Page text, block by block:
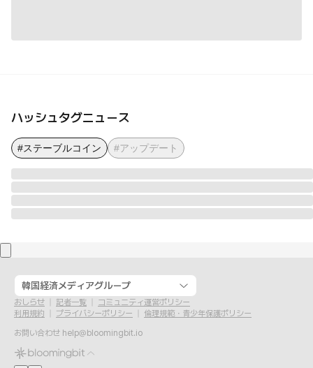
ハッシュタグニュース
#ステーブルコイン #アップデート
韓国経済メディアグループ
おしらせ 記者一覧
コミュニティ運営ポリシー
利用規約
プライバシーポリシー
倫理規範・青少年保護ポリシー
お問い合わせ help@bloomingbit.io